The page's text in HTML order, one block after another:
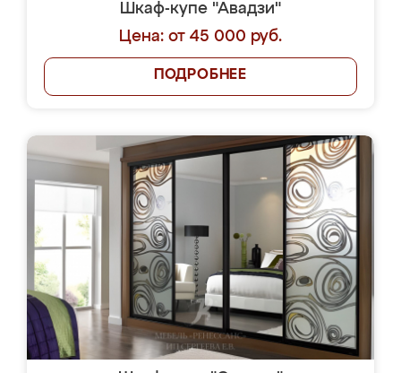
Шкаф-купе "Авадзи"
Цена: от 45 000 руб.
ПОДРОБНЕЕ